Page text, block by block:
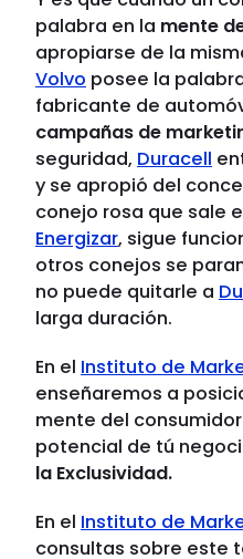
palabra en la mente
apropiarse de la
Volvo posee la
fabricante de
campañas de
seguridad, Duracell
y se apropió del
conejo rosa que sale
Energizar, sigue
otros conejos se
no puede quitarle a
larga duración.
En el Instituto de
enseñaremos a
mente del
potencial de tú
la Exclusividad.
En el Instituto de
consultas sobre este